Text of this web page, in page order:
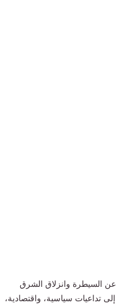
عن السيطرة وانزلاق الشرق
تداعيات سياسية، واقتصادية،